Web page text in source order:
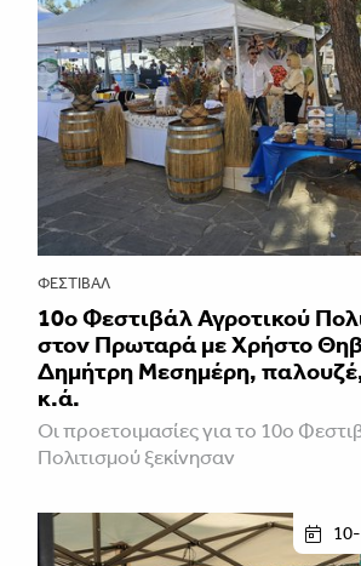
ΦΕΣΤΙΒΑΛ
10ο Φεστιβάλ Αγροτικού
στον Πρωταρά με Χρήστο
Δημήτρη Μεσημέρη,
κ.ά.
Οι προετοιμασίες για το 10ο
Πολιτισμού ξεκίνησαν